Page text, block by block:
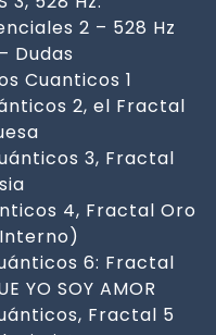
2 – 528 Hz
Dudas
Cuanticos 1
2, el Fractal
3, Fractal
4, Fractal Oro
6: Fractal
YO SOY AMOR
Fractal 5